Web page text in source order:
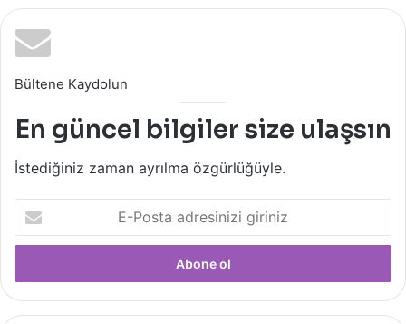
Bültene Kaydolun
En güncel bilgiler size ulaşsın
İstediğiniz zaman ayrılma özgürlüğüyle.
Posta
adresinizi